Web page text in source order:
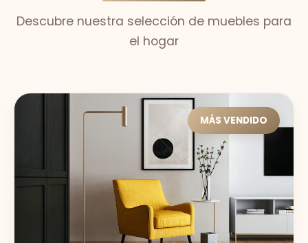
Descubre nuestra selección de muebles para
el hogar
MÁS VENDIDO